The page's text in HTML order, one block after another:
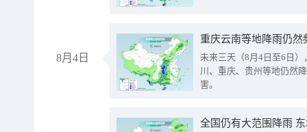
8月4日
重庆云南等地降雨仍然
未来三天（8月4日至6日
川、重庆、贵州等地仍然
害。
全国仍有大范围降雨